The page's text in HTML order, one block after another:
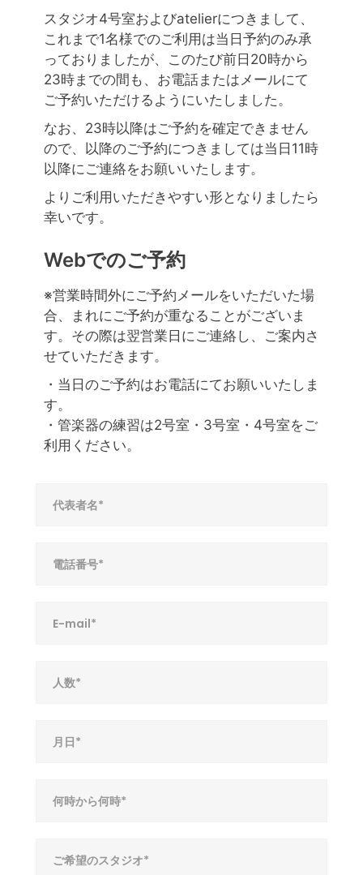
スタジオ4号室およびatelierにつきまして、
これまで1名様でのご利用は当日予約のみ承
っておりましたが、このたび前日20時から
23時までの間も、お電話またはメールにて
ご予約いただけるようにいたしました。
なお、23時以降はご予約を確定できません
ので、以降のご予約につきましては当日11時
以降にご連絡をお願いいたします。
よりご利用いただきやすい形となりましたら
幸いです。
Webでのご予約
※営業時間外にご予約メールをいただいた場
合、まれにご予約が重なることがございま
す。その際は翌営業日にご連絡し、ご案内さ
せていただきます。
・当日のご予約はお電話にてお願いいたしま
す。
・管楽器の練習は2号室・3号室・4号室をご
利用ください。